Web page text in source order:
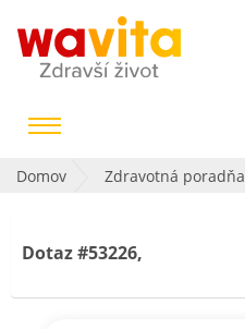
Domov Zdravotná poradňa
Dotaz #53226,